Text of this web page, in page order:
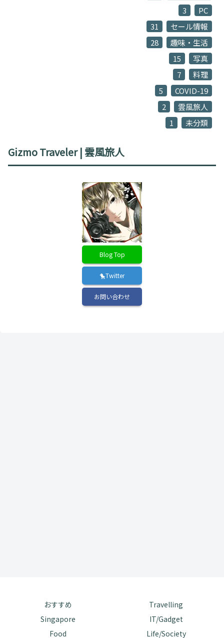
PC
3
セール情報
31
趣味・生活
28
写真
15
料理
7
COVID-19
5
雲風旅人
2
未分類
1
Gizmo Traveler | 雲風旅人
Blog Top
🐤Twitter
お問い合わせ
おすすめ
Travelling
Singapore
IT/Gadget
Food
Life/Society